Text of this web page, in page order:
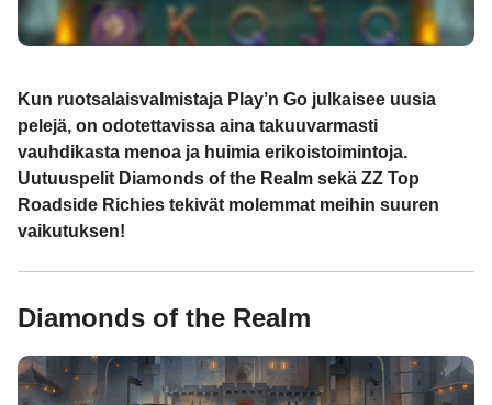
Kun ruotsalaisvalmistaja Play’n Go julkaisee uusia
pelejä, on odotettavissa aina takuuvarmasti
vauhdikasta menoa ja huimia erikoistoimintoja.
Uutuuspelit Diamonds of the Realm sekä ZZ Top
Roadside Richies tekivät molemmat meihin suuren
vaikutuksen!
Diamonds of the Realm